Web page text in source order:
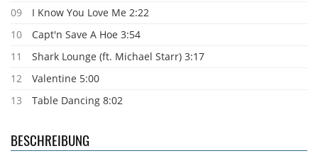
09
I Know You Love Me 2:22
10
Capt'n Save A Hoe 3:54
11
Shark Lounge (ft. Michael Starr) 3:17
12
Valentine 5:00
13
Table Dancing 8:02
BESCHREIBUNG